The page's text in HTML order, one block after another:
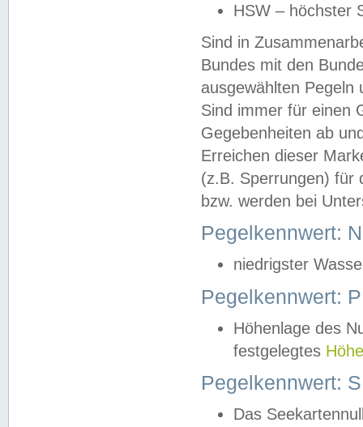
HSW – höchster
Sind in
Bundes mit den
ausgewählten
Sind immer für einen
Gegebenheiten ab
Erreichen dieser
(z.B. Sperrungen) für
bzw. werden bei
Pegelkennwert:
niedrigster
Pegelkennwert:
Höhenlage des
festgelegtes
Pegelkennwert:
Das